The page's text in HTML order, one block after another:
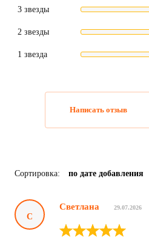
3 звезды
2 звезды
1 звезда
Написать отзыв
Сортировка: по дате добавления
С
Светлана 29.07.2026